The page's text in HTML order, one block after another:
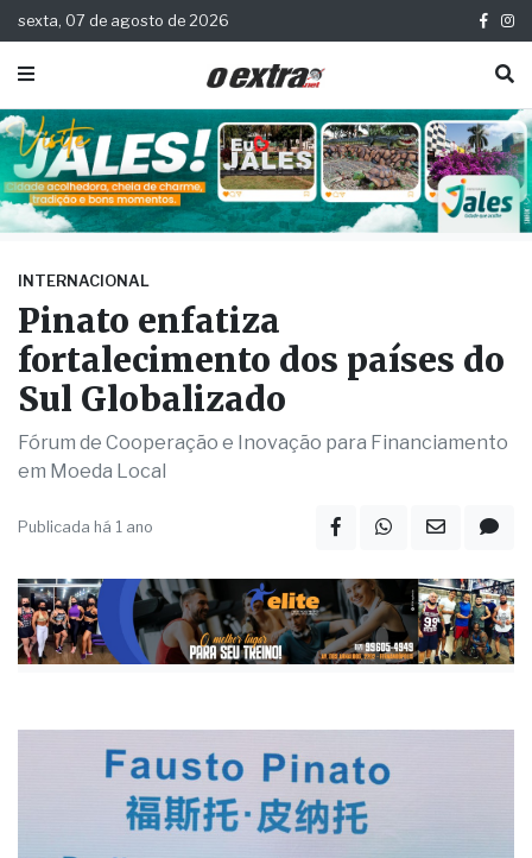
sexta, 07 de agosto de 2026
INTERNACIONAL
Pinato enfatiza
fortalecimento dos países do
Sul Globalizado
Fórum de Cooperação e Inovação para Financiamento